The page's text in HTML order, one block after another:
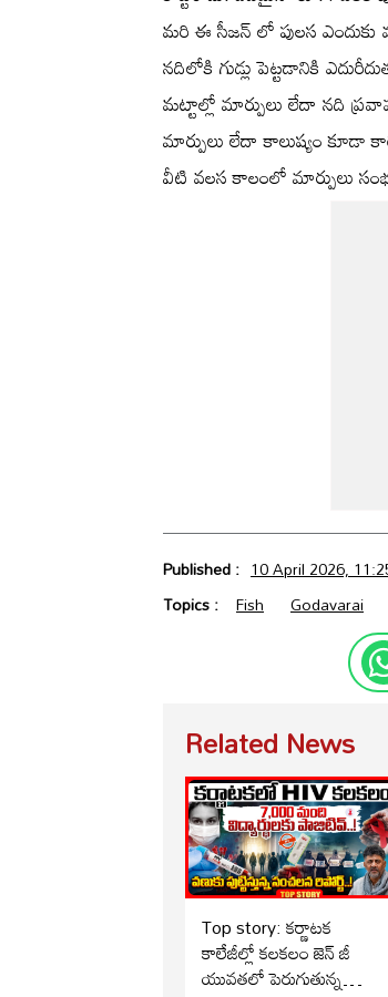
మరి ఈ సీజన్ లో పులస ఎందుకు
నదిలోకి గుడ్లు పెట్టడానికి
మట్టాల్లో మార్పులు లేదా నది
మార్పులు లేదా కాలుష్యం కూడా
వీటి వలస కాలంలో మార్పులు
Published : 10 April 2026,
Topics : Fish Godavarai
Related News
Top story: కర్ణాటక
కాలేజీల్లో కలకలం జెన్ జీ
యువతలో పెరుగుతున్న